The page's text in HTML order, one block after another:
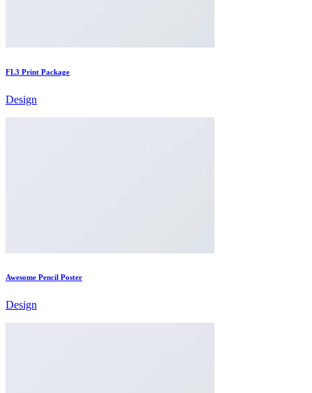
FL3 Print Package
Design
Awesome Pencil Poster
Design